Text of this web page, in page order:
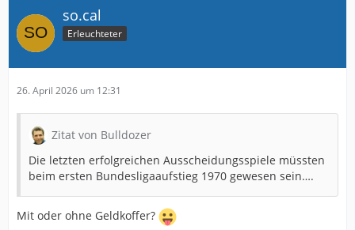
so.cal
Erleuchteter
26. April 2026 um 12:31
Zitat von Bulldozer
Die letzten erfolgreichen Ausscheidungsspiele müssten
beim ersten Bundesligaaufstieg 1970 gewesen sein….
Mit oder ohne Geldkoffer?